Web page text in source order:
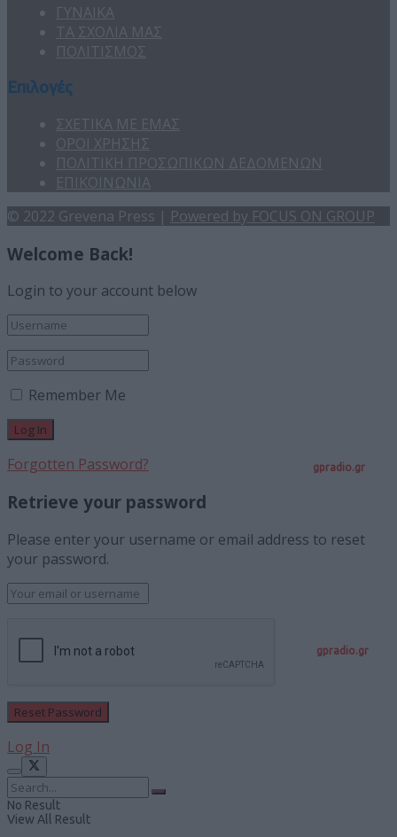
gpradio.gr
ΓΥΝΑΙΚΑ
ΤΑ ΣΧΟΛΙΑ ΜΑΣ
ΠΟΛΙΤΙΣΜΟΣ
Επιλογές
ΣΧΕΤΙΚΑ ΜΕ ΕΜΑΣ
ΟΡΟΙ ΧΡΗΣΗΣ
ΠΟΛΙΤΙΚΗ ΠΡΟΣΩΠΙΚΩΝ ΔΕΔΟΜΕΝΩΝ
ΕΠΙΚΟΙΝΩΝΙΑ
© 2022 Grevena Press | Powered by FOCUS ON GROUP
Welcome Back!
Login to your account below
Remember Me
Forgotten Password?
Retrieve your password
Please enter your username or email address to reset
your password.
Log In
No Result
View All Result
gpradio.gr